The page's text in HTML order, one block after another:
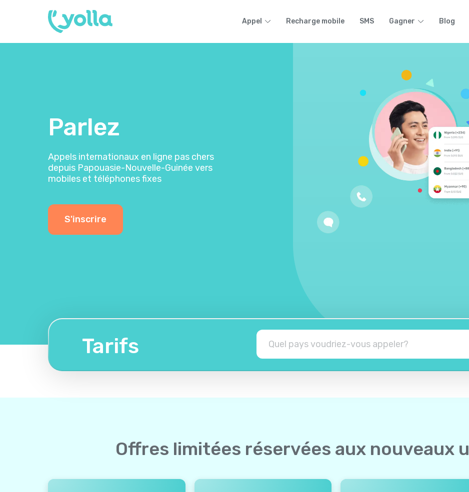
Appel Recharge mobile SMS Gagner Blog
Parlez
Appels internationaux en ligne pas chers
depuis Papouasie-Nouvelle-Guinée vers
mobiles et téléphones fixes
S'inscrire
Tarifs
Offres limitées réservées aux nouveaux